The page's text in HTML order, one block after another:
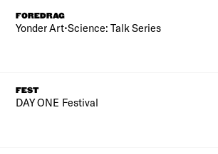
FOREDRAG
Yonder Art•Science: Talk Series
FEST
DAY ONE Festival